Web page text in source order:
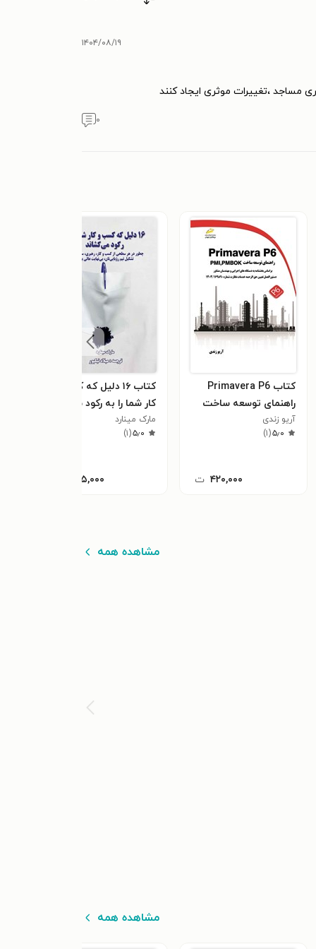
۱۴۰۴/۰۸/۱۹
مساجد ،تغییرات موثری ایجاد کنند
۰
کتاب Primavera P6
راهنمای توسعه ساخت
PMI.PMBOK
آریو زندی
۵٫۰(۱)
۴۲۰,۰۰۰ ت
کتاب ۱۶ دلیل که کسب ‌و
کار شما را به رکود می
کشاند
مارک مینارد
۵٫۰(۱)
۱۵۵,۰۰۰
مشاهده همه
مشاهده همه